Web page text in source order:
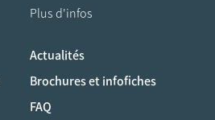
Plus d'infos
Actualités
Brochures et infofiches
FAQ